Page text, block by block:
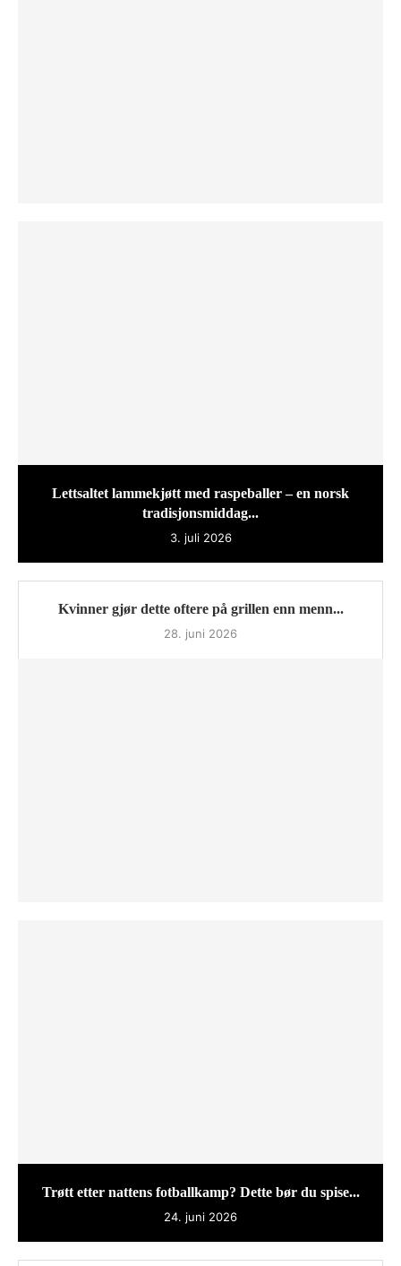
Lettsaltet lammekjøtt med raspeballer – en norsk
tradisjonsmiddag...
3. juli 2026
Kvinner gjør dette oftere på grillen enn menn...
28. juni 2026
Trøtt etter nattens fotballkamp? Dette bør du spise...
24. juni 2026